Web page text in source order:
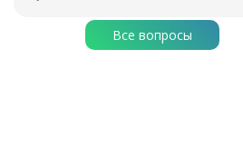
Все вопросы